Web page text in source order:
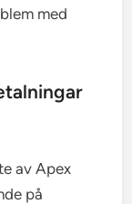
med
av Apex
på